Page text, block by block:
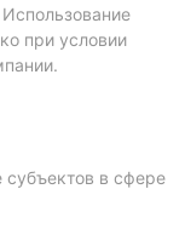
при условии
в сфере